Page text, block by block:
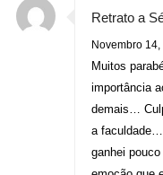
Retrato a
Novembro 14,
Muitos
importância
demais…
a
ganhei